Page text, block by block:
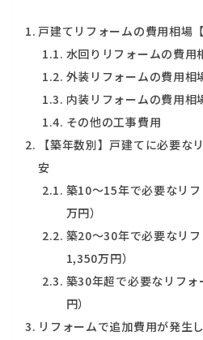
戸建てリフォームの費用相場
水回りリフォームの費用
外装リフォームの費用相
内装リフォームの費用相
その他の工事費用
【築年数別】戸建てに必要な
安
築10〜15年で必要なリ
万円）
築20〜30年で必要なリ
1,350万円）
築30年超で必要なリフ
円）
リフォームで追加費用が発生